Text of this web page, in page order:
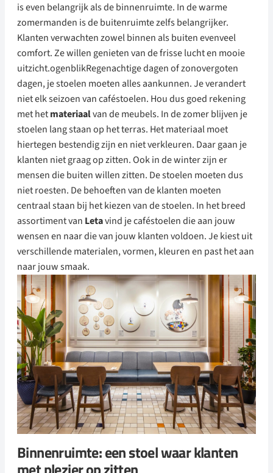
is even belangrijk als de binnenruimte. In de warme
zomermanden is de buitenruimte zelfs belangrijker.
Klanten verwachten zowel binnen als buiten evenveel
comfort. Ze willen genieten van de frisse lucht en mooie
uitzicht.ogenblikRegenachtige dagen of zonovergoten
dagen, je stoelen moeten alles aankunnen. Je verandert
niet elk seizoen van caféstoelen. Hou dus goed rekening
met hetmateriaalvan de meubels. In de zomer blijven je
stoelen lang staan op het terras. Het materiaal moet
hiertegen bestendig zijn en niet verkleuren. Daar gaan je
klanten niet graag op zitten. Ook in de winter zijn er
mensen die buiten willen zitten. De stoelen moeten dus
niet roesten. De behoeften van de klanten moeten
centraal staan bij het kiezen van de stoelen. In het breed
assortiment van Letavind je caféstoelen die aan jouw
wensen en naar die van jouw klanten voldoen. Je kiest uit
verschillende materialen, vormen, kleuren en past het aan
naar jouw smaak.
Binnenruimte: een stoel waar klanten